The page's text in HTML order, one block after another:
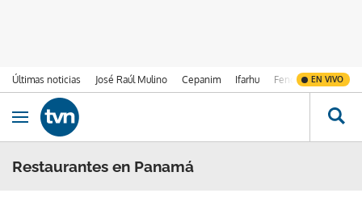
Últimas noticias José Raúl Mulino Cepanim Ifarhu Fenómeno de El
EN VIVO
Ir al contenido
Obrir navegació
Restaurantes en Panamá